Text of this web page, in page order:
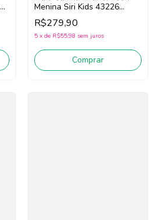
Menina Siri Kids 43226
Vichy Limão (Azul/Amarelo)
R$279,90
5 x de R$55,98 sem juros
Comprar